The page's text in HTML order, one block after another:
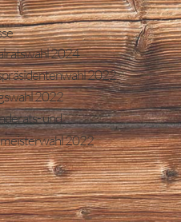
2024
2022
2022
und
2022